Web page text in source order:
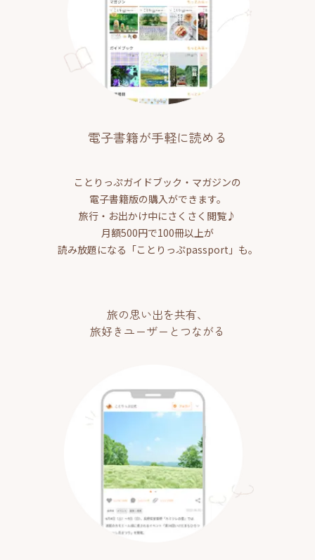
電子書籍が手軽に読める
ことりっぷガイドブック・マガジンの
電子書籍版の購入ができます。
旅行・お出かけ中にさくさく閲覧♪
月額500円で100冊以上が
読み放題になる「ことりっぷpassport」も。
旅の思い出を共有、
旅好きユーザーとつながる